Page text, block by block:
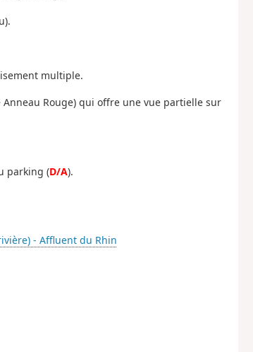
multiple.
Rouge) qui offre une vue partielle sur
parking (D/A).
- Affluent du Rhin